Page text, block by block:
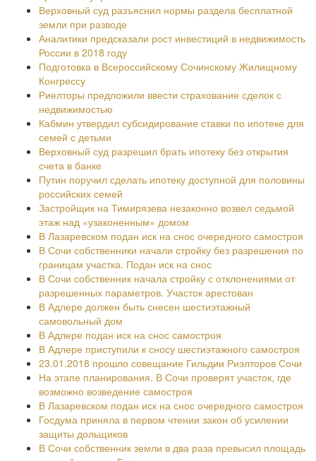
Верховный суд разъяснил нормы раздела бесплатной
земли при разводе
Аналитики предсказали рост инвестиций в недвижимость
России в 2018 году
Подготовка в Всероссийскому Сочинскому Жилищному
Конгрессу
Риелторы предложили ввести страхование сделок с
недвижимостью
Кабмин утвердил субсидирование ставки по ипотеке для
семей с детьми
Верховный суд разрешил брать ипотеку без открытия
счета в банке
Путин поручил сделать ипотеку доступной для половины
российских семей
Застройщик на Тимирязева незаконно возвел седьмой
этаж над «узаконенным» домом
В Лазаревском подан иск на снос очередного самостроя
В Сочи собственники начали стройку без разрешения по
границам участка. Подан иск на снос
В Сочи собственник начала стройку с отклонениями от
разрешенных параметров. Участок арестован
В Адлере должен быть снесен шестиэтажный
самовольный дом
В Адлере подан иск на снос самостроя
В Адлере приступили к сносу шестиэтажного самостроя
23.01.2018 прошло совещание Гильдии Риэлторов Сочи
На этапе планирования. В Сочи проверят участок, где
возможно возведение самостроя
В Лазаревском подан иск на снос очередного самостроя
Госдума приняла в первом чтении закон об усилении
защиты дольщиков
В Сочи собственник земли в два раза превысил площадь